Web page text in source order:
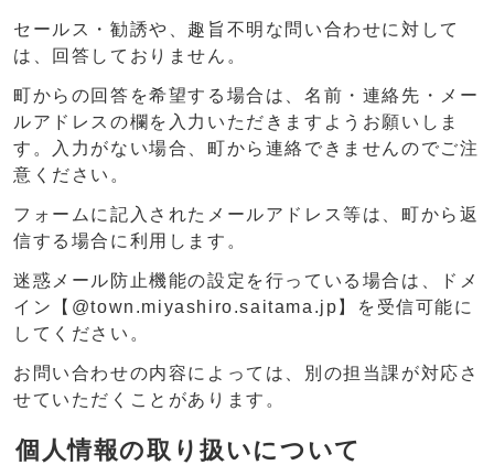
セールス・勧誘や、趣旨不明な問い合わせに対して
は、回答しておりません。
町からの回答を希望する場合は、名前・連絡先・メー
ルアドレスの欄を入力いただきますようお願いしま
す。入力がない場合、町から連絡できませんのでご注
意ください。
フォームに記入されたメールアドレス等は、町から返
信する場合に利用します。
迷惑メール防止機能の設定を行っている場合は、ドメ
イン【@town.miyashiro.saitama.jp】を受信可能に
してください。
お問い合わせの内容によっては、別の担当課が対応さ
せていただくことがあります。
個人情報の取り扱いについて